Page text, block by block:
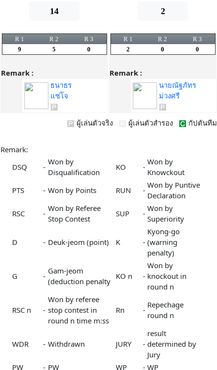
14
R 1 R 2
R 3
9
5 0
Remark :
ธนาธร
แซ่โจ
2
R 1 R 2
R 3
2
0 0
Remark :
นายณัฐภัทร
ม่วงศรี
ผู้เล่นตัวจริง ผู้เล่นตัวสำรอง กัปตันทีม
Remark:
DSQ
-
Won by
Disqualification
KO -
Won by
Knowckout
PTS
- Won by Points RUN -
Won by Puntive
Declaration
RSC
-
Won by Referee
Stop Contest
SUP -
Won by
Superiority
D - Deuk-jeom (point) K -
Kyong-go
(warning
penalty)
G -
Gam-jeom
(deduction penalty
KO n -
Won by
knockout in
round n
RSC n -
Won by referee
stop contest in
round n time m:ss
Rn -
Repechage
round n
WDR - Withdrawn JURY -
result
determined by
Jury
PW
- PW WP - WP